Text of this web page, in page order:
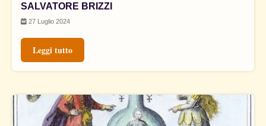
SALVATORE BRIZZI
27 Luglio 2024
Leggi tutto